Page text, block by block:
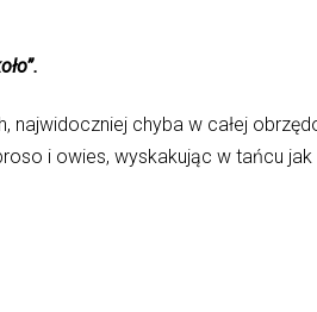
najwidoczniej chyba w całej
i owies, wyskakując w tańcu